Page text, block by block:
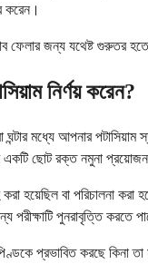
করেন।
ফেলার জন্য যথেষ্ট গুরুতর
নির্ণয় করেন?
ঘন্টার মধ্যে আপনার
একটি ছোট রক্ত ​​নমুনা
হয়েছিল বা পরিচালনা করা
পরীক্ষাটি পুনরাবৃত্তি করতে
প্রভাবিত করছে কিনা তা